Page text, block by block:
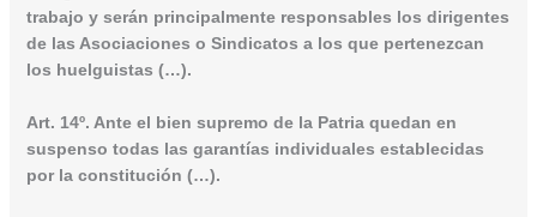
trabajo y serán principalmente responsables los dirigentes
de las Asociaciones o Sindicatos a los que pertenezcan
los huelguistas (…).
Art. 14º. Ante el bien supremo de la Patria quedan en
suspenso todas las garantías individuales establecidas
por la constitución (…).